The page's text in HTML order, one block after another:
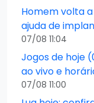
Homem volta
ajuda de
07/08 11:04
Jogos de hoje
ao vivo e
07/08 11:00